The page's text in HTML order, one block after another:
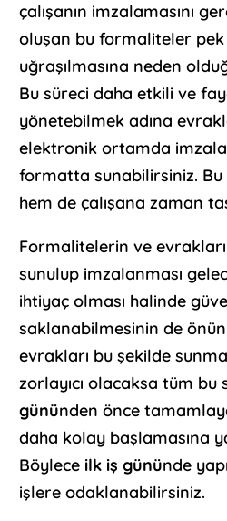
çalışanın imzalamasını
oluşan bu formaliteler pek
uğraşılmasına neden
Bu süreci daha etkili ve
yönetebilmek adına
elektronik ortamda
formatta sunabilirsiniz. Bu
hem de çalışana zaman
Formalitelerin ve
sunulup imzalanması
ihtiyaç olması halinde
saklanabilmesinin de
evrakları bu şekilde
zorlayıcı olacaksa tüm bu
gününden önce
daha kolay başlamasına
Böylece ilk iş gününde
işlere odaklanabilirsiniz.